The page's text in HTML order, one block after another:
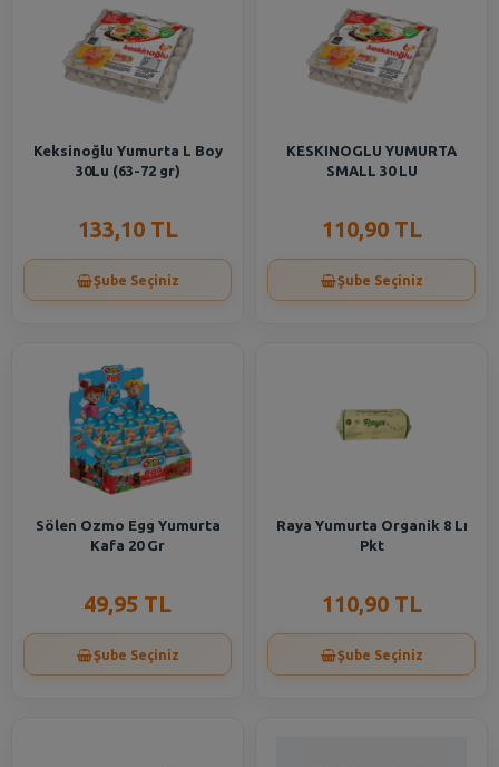
Keksinoğlu Yumurta L Boy
30Lu (63-72 gr)
133,10 TL
Şube Seçiniz
KESKINOGLU YUMURTA
SMALL 30 LU
110,90 TL
Şube Seçiniz
Sölen Ozmo Egg Yumurta
Kafa 20 Gr
49,95 TL
Şube Seçiniz
Raya Yumurta Organik 8 Lı
Pkt
110,90 TL
Şube Seçiniz